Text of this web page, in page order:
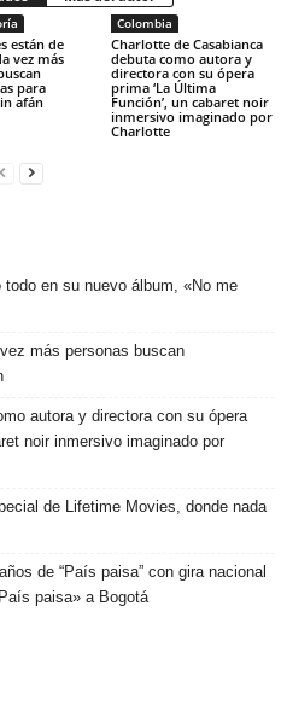
están de
vez más
para
afán
Colombia
Charlotte de Casabianca
debuta como autora y
directora con su ópera
prima ‘La Última
Función’, un cabaret noir
inmersivo imaginado por
Charlotte
en su nuevo álbum, «No me
más personas buscan
autora y directora con su ópera
noir inmersivo imaginado por
de Lifetime Movies, donde nada
de “País paisa” con gira nacional
paisa» a Bogotá